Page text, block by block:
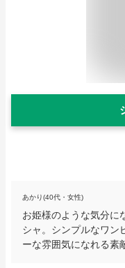
あかり(40代・女性)
お姫様のような気分に
シャ。シンプルなワン
ーな雰囲気になれる素